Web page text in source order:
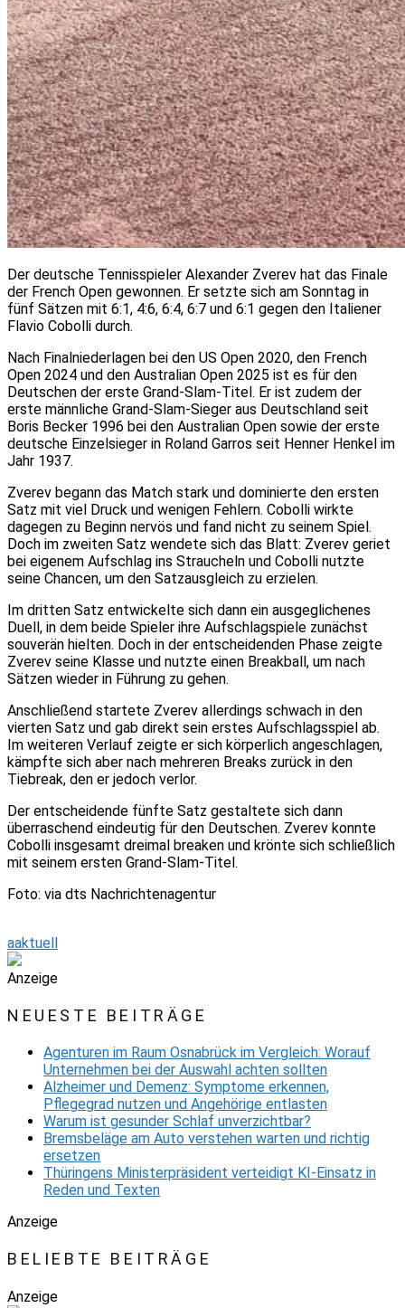
Der deutsche Tennisspieler Alexander Zverev hat das Finale
der French Open gewonnen. Er setzte sich am Sonntag in
fünf Sätzen mit 6:1, 4:6, 6:4, 6:7 und 6:1 gegen den Italiener
Flavio Cobolli durch.
Nach Finalniederlagen bei den US Open 2020, den French
Open 2024 und den Australian Open 2025 ist es für den
Deutschen der erste Grand-Slam-Titel. Er ist zudem der
erste männliche Grand-Slam-Sieger aus Deutschland seit
Boris Becker 1996 bei den Australian Open sowie der erste
deutsche Einzelsieger in Roland Garros seit Henner Henkel im
Jahr 1937.
Zverev begann das Match stark und dominierte den ersten
Satz mit viel Druck und wenigen Fehlern. Cobolli wirkte
dagegen zu Beginn nervös und fand nicht zu seinem Spiel.
Doch im zweiten Satz wendete sich das Blatt: Zverev geriet
bei eigenem Aufschlag ins Straucheln und Cobolli nutzte
seine Chancen, um den Satzausgleich zu erzielen.
Im dritten Satz entwickelte sich dann ein ausgeglichenes
Duell, in dem beide Spieler ihre Aufschlagspiele zunächst
souverän hielten. Doch in der entscheidenden Phase zeigte
Zverev seine Klasse und nutzte einen Breakball, um nach
Sätzen wieder in Führung zu gehen.
Anschließend startete Zverev allerdings schwach in den
vierten Satz und gab direkt sein erstes Aufschlagsspiel ab.
Im weiteren Verlauf zeigte er sich körperlich angeschlagen,
kämpfte sich aber nach mehreren Breaks zurück in den
Tiebreak, den er jedoch verlor.
Der entscheidende fünfte Satz gestaltete sich dann
überraschend eindeutig für den Deutschen. Zverev konnte
Cobolli insgesamt dreimal breaken und krönte sich schließlich
mit seinem ersten Grand-Slam-Titel.
Foto: via dts Nachrichtenagentur
aaktuell
Anzeige
NEUESTE BEITRÄGE
Agenturen im Raum Osnabrück im Vergleich: Worauf
Unternehmen bei der Auswahl achten sollten
Alzheimer und Demenz: Symptome erkennen,
Pflegegrad nutzen und Angehörige entlasten
Warum ist gesunder Schlaf unverzichtbar?
Bremsbeläge am Auto verstehen warten und richtig
ersetzen
Thüringens Ministerpräsident verteidigt KI-Einsatz in
Reden und Texten
Anzeige
BELIEBTE BEITRÄGE
Anzeige